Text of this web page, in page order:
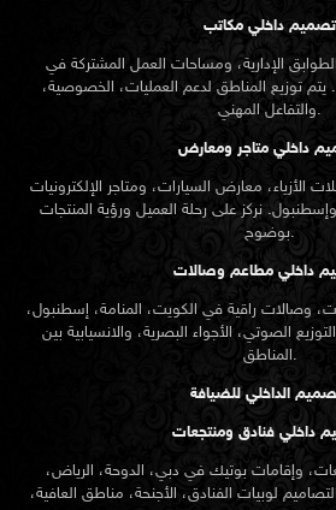
تصميم داخلي مكاتب
الإدارية، ومساحات العمل المشتركة في
يتم توزيع المناطق لدعم العمليات، الخصوصية،
والتفاعل المهني.
داخلي متاجر ومعارض
الأزياء، معارض السيارات، ومتاجر الإلكترونيات
نركز على رحلة العميل ورؤية المنتجات
بوضوح.
داخلي مطاعم وصالات
وصالات راقية في الكويت، المنامة، إسطنبول،
الصوتي، الأجواء البصرية، والانسيابية بين
المناطق.
الداخلي للضيافة
داخلي فنادق ومنتجعات
وإقامات بوتيك في دبي، الدوحة، الرياض،
لوبيات الفنادق، الأجنحة، مناطق العافية،